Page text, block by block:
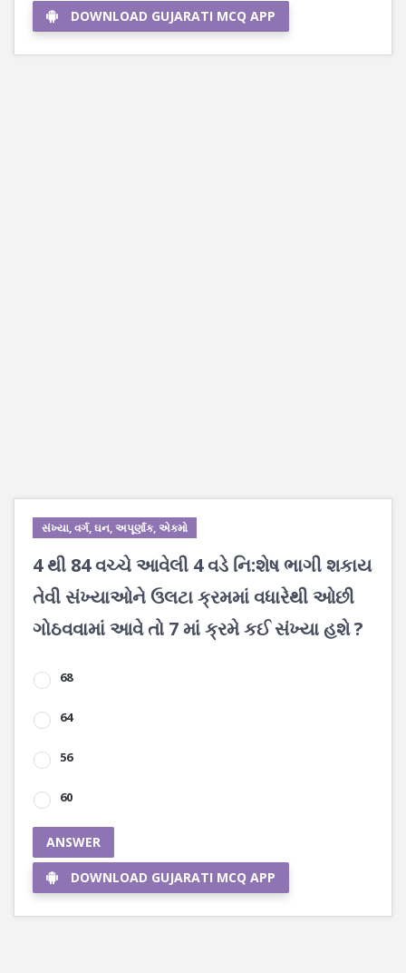
DOWNLOAD GUJARATI MCQ APP
સંખ્યા, વર્ગ, ઘન, અપૂર્ણાંક, એકમો
4 થી 84 વચ્ચે આવેલી 4 વડે નિ:શેષ ભાગી શકાય
તેવી સંખ્યાઓને ઉલટા ક્રમમાં વધારેથી ઓછી
ગોઠવવામાં આવે તો 7 માં ક્રમે કઈ સંખ્યા હશે ?
68
64
56
60
ANSWER
DOWNLOAD GUJARATI MCQ APP